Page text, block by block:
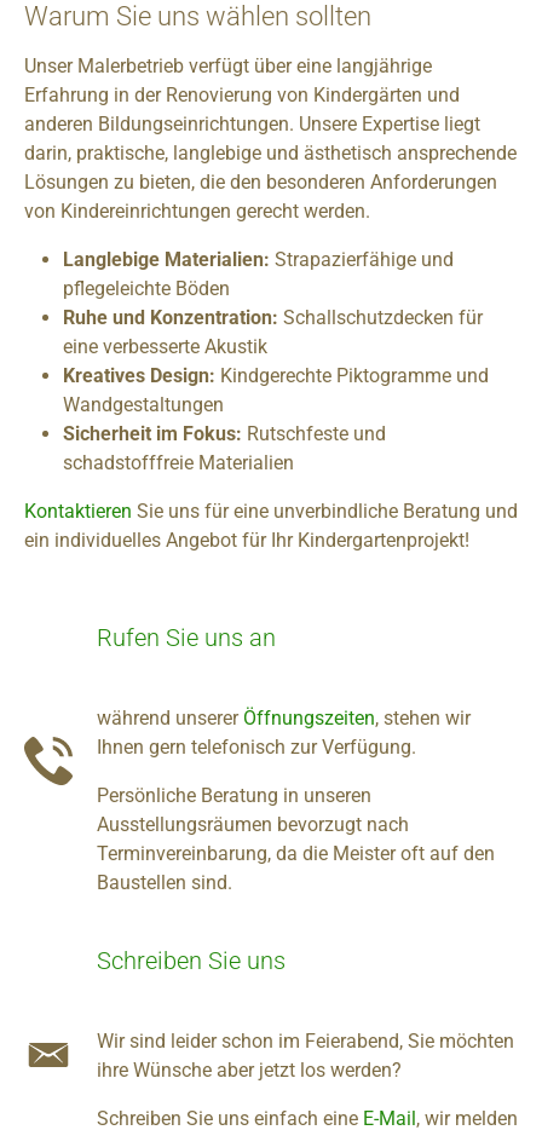
Warum Sie uns wählen sollten
Unser Malerbetrieb verfügt über eine langjährige
Erfahrung in der Renovierung von Kindergärten und
anderen Bildungseinrichtungen. Unsere Expertise liegt
darin, praktische, langlebige und ästhetisch ansprechende
Lösungen zu bieten, die den besonderen Anforderungen
von Kindereinrichtungen gerecht werden.
Langlebige Materialien: Strapazierfähige und
pflegeleichte Böden
Ruhe und Konzentration: Schallschutzdecken für
eine verbesserte Akustik
Kreatives Design: Kindgerechte Piktogramme und
Wandgestaltungen
Sicherheit im Fokus: Rutschfeste und
schadstofffreie Materialien
Kontaktieren Sie uns für eine unverbindliche Beratung und
ein individuelles Angebot für Ihr Kindergartenprojekt!
Rufen Sie uns an
während unserer Öffnungszeiten, stehen wir
Ihnen gern telefonisch zur Verfügung.
Persönliche Beratung in unseren
Ausstellungsräumen bevorzugt nach
Terminvereinbarung, da die Meister oft auf den
Baustellen sind.
Schreiben Sie uns
Wir sind leider schon im Feierabend, Sie möchten
ihre Wünsche aber jetzt los werden?
Schreiben Sie uns einfach eine E-Mail , wir melden